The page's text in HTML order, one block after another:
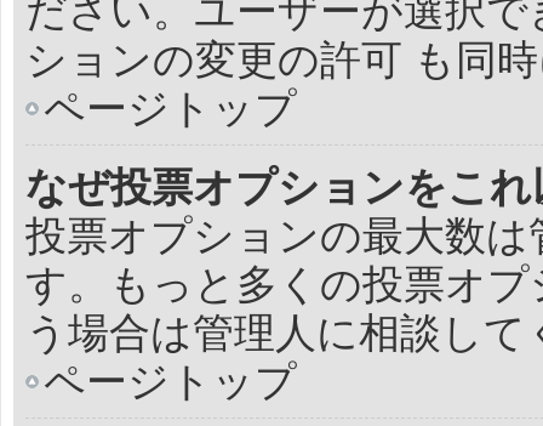
ださい。ユーザーが選択
ションの変更の許可 も同
ページトップ
なぜ投票オプションをこ
投票オプションの最大数
す。もっと多くの投票オ
う場合は管理人に相談して
ページトップ